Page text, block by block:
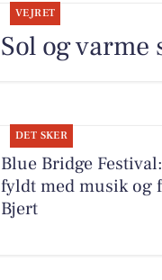
VEJRET
Sol og
DET SKER
Blue Bridge
fyldt med musik og
Bjert